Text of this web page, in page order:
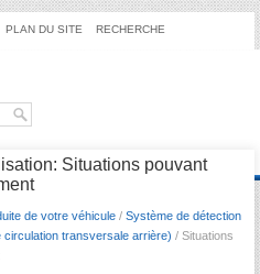
PLAN DU SITE RECHERCHE
Situations pouvant
de votre véhicule / Système de détection
circulation transversale arrière) / Situations